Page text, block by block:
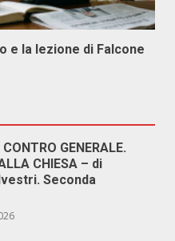
e la lezione di Falcone
CONTRO GENERALE.
CHIESA – di
Seconda